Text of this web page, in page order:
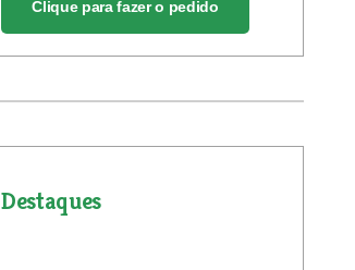
Clique para fazer o pedido
Destaques